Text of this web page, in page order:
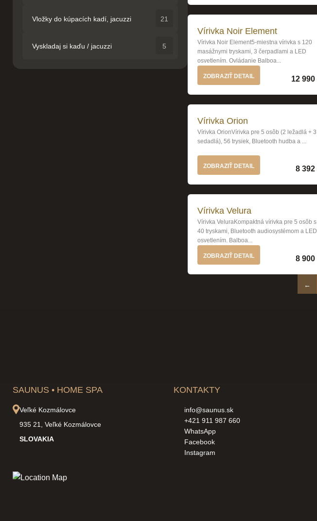
Vložky do kúpacích kadí, jacuzzi 21
Vyskladaj si kaďu / jacuzzi 5
Vírivka Noir Element
Vírivka Noir Element5-miestna vírivka s 120
masážnymi tryskami, 3 čerpadlami a LED
osvetlením. Ovládanie Balboa...
ZOBRAZIŤ DETAIL 12 990
Vírivka Orion
Vírivka OrionVírivka pre 5 osôb (2 ležadlá + 3
sedadlá), 56 trysiek, Bluetooth hudba a ...
ZOBRAZIŤ DETAIL 8 392
Vírivka Velura
Vírivka VeluraKompaktná vírivka pre 5 osôb s
40 tryskami, Bluetooth audiosystémom a LED
osvetlením. Balboa...
ZOBRAZIŤ DETAIL 8 900
←
SAUNUS • HOME SPA
Veľké Kozmálovce
935 21, Veľké Kozmálovce
SLOVAKIA
KONTAKTY
info@saunus.sk
+421 911 987 660
WhatsApp
Facebook
Instagram